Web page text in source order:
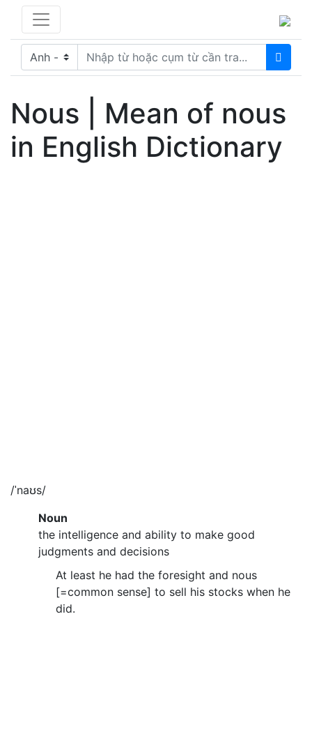
Nous | Mean of nous
in English Dictionary
/ˈnaʊs/
Noun
the intelligence and ability to make good
judgments and decisions
At least he had the foresight and nous
[=common sense] to sell his stocks when he
did.